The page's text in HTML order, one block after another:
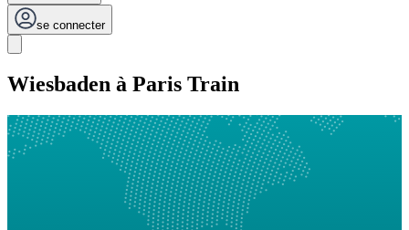
se connecter
Wiesbaden à Paris Train